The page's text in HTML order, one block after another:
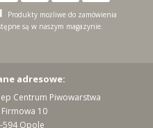
Produkty możliwe do zamówienia
są w naszym magazynie.
adresowe:
Centrum Piwowarstwa
Firmowa 10
594 Opole